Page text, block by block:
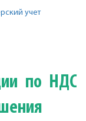
учет
по НДС